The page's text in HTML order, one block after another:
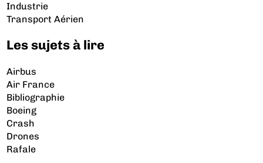
Industrie
Transport Aérien
Les sujets à lire
Airbus
Air France
Bibliographie
Boeing
Crash
Drones
Rafale